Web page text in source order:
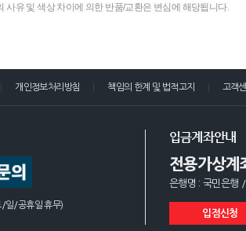
사유 및 색상 차이에 의한 반품/교환은 변심에 해당됩니다.
개인정보처리방침 책임의 한계 및 법적고지 고객
/일/공휴일 휴무)
입금계좌안내
전용가상계
은행명 : 국민은행
입점신청